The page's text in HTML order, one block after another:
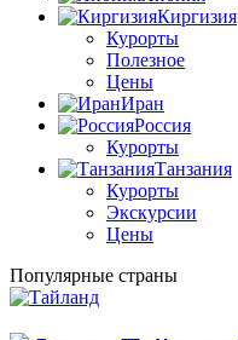
Киргизия
Курорты
Полезное
Цены
Иран
Россия
Курорты
Танзания
Курорты
Экскурсии
Цены
Популярные страны